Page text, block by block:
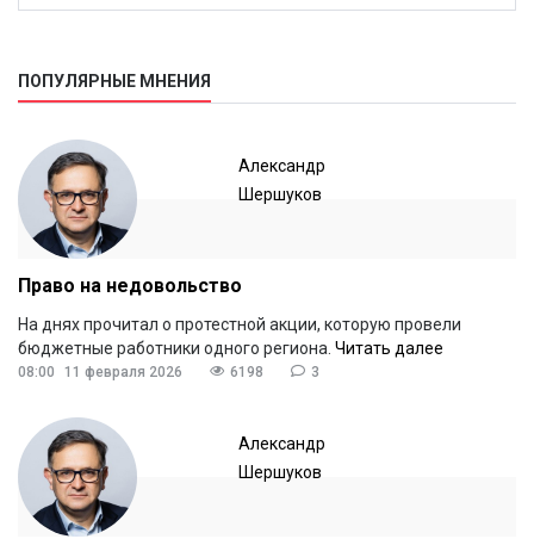
ПОПУЛЯРНЫЕ МНЕНИЯ
Александр
Шершуков
Право на недовольство
На днях прочитал о протестной акции, которую провели
бюджетные работники одного региона. Читать далее
08:00 11 февраля 2026 6198 3
Александр
Шершуков